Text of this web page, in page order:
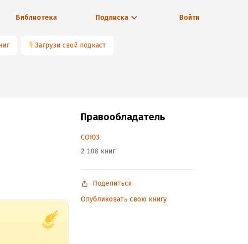
Библиотека Подписка Войти
🎙 Загрузи свой подкаст
Правообладатель
СОЮЗ
2 108 книг
Поделиться
Опубликовать свою книгу